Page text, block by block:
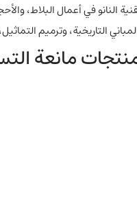
النانو في أعمال البلاط،
التاريخية، وترميم
مانعة